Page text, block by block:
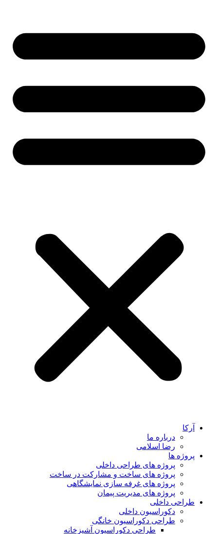
آرکا
درباره ما
رضا اسلامی
پروژه ها
پروژه های طراحی داخلی
پروژه های ساخت و مشارکت در ساخت
پروژه های غرفه سازی نمایشگاهی
پروژه های مدیریت پیمان
طراحی داخلی
دکوراسیون داخلی
طراحی دکوراسیون خانگی
طراحی دکوراسیون آشپزخانه